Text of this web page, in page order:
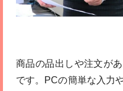
商品の品出しや注文が
です。PCの簡単な入力